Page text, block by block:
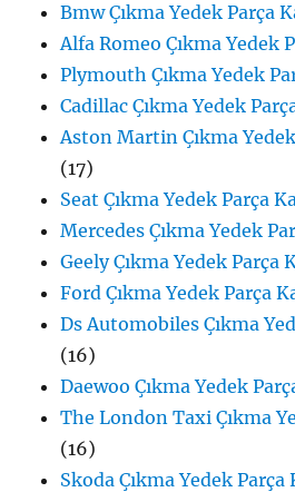
Bmw Çıkma Yedek Parça
Alfa Romeo Çıkma Yedek
Plymouth Çıkma Yedek
Cadillac Çıkma Yedek
Aston Martin Çıkma
(17)
Seat Çıkma Yedek Parça
Mercedes Çıkma Yedek
Geely Çıkma Yedek Parça
Ford Çıkma Yedek Parça
Ds Automobiles Çıkma
(16)
Daewoo Çıkma Yedek
The London Taxi Çıkma
(16)
Skoda Çıkma Yedek